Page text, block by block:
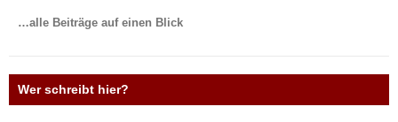
…alle Beiträge auf einen Blick
Wer schreibt hier?